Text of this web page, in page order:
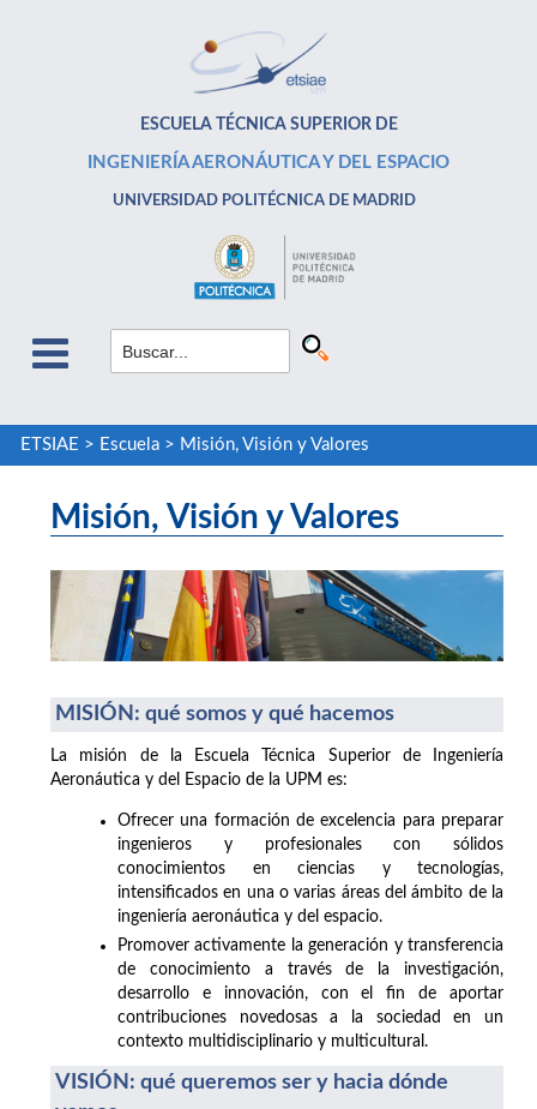
ESCUELA TÉCNICA SUPERIOR DE
INGENIERÍA AERONÁUTICA Y DEL ESPACIO
UNIVERSIDAD POLITÉCNICA DE MADRID
ETSIAE > Escuela> Misión, Visión y Valores
Misión, Visión y Valores
MISIÓN: qué somos y qué hacemos
La misión de la Escuela Técnica Superior de Ingeniería
Aeronáutica y del Espacio de la UPM es:
Ofrecer una formación de excelencia para preparar
ingenieros y profesionales con sólidos
conocimientos en ciencias y tecnologías,
intensificados en una o varias áreas del ámbito de la
ingeniería aeronáutica y del espacio.
Promover activamente la generación y transferencia
de conocimiento a través de la investigación,
desarrollo e innovación, con el fin de aportar
contribuciones novedosas a la sociedad en un
contexto multidisciplinario y multicultural.
VISIÓN: qué queremos ser y hacia dónde